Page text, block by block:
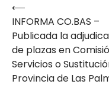
Navegación
de
entradas
⟵
INFORMA CO.BAS –
Publicada la
de plazas en
Servicios o
Provincia de Las